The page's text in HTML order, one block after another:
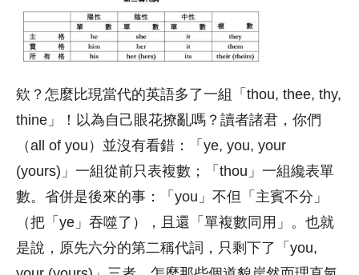
欸？怎麼比現當代的英語多了一組「thou, thee, thy,
thine」！以為自己眼花撩亂嗎？讀者諸君，你們
（all of you）並沒有看錯：「ye, you, your
(yours)」一組從前只表複數；「thou」一組纔表單
數。省併是後來的事：「you」不但「主賓不分」
（把「ye」吞噬了），且還「單複數同用」。也就
是說，原先六分的第二稱代詞，只剩下了「you,